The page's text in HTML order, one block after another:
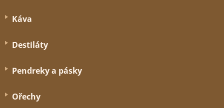
Káva
Destiláty
Pendreky a pásky
Ořechy